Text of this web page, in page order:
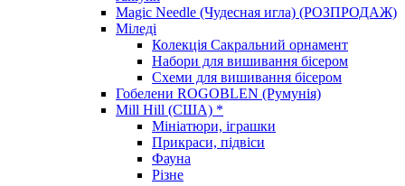
Magic Needle (Чудесная игла) (РОЗПРОДАЖ)
Міледі
Колекція Сакральний орнамент
Набори для вишивання бісером
Схеми для вишивання бісером
Гобелени ROGOBLEN (Румунія)
Mill Hill (США) *
Мініатюри, іграшки
Прикраси, підвіси
Фауна
Різне